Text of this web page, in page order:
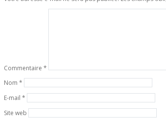
Commentaire *
Nom *
E-mail *
Site web